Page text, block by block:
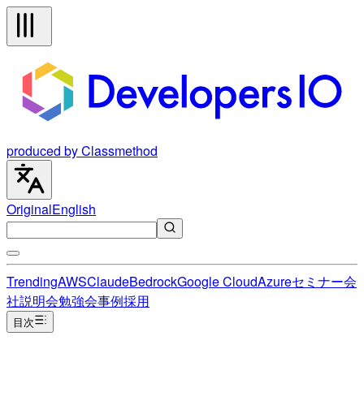
produced by Classmethod
OriginalEnglish
TrendingAWSClaudeBedrockGoogle CloudAzureセミナー会
社説明会勉強会事例採用
目次